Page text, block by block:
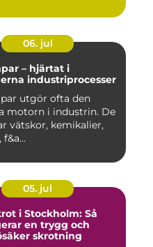
06. jul
– hjärtat i
industriprocesser
utgör ofta den
motorn i industrin. De
vätskor, kemikalier,
05. jul
i Stockholm: Så
en trygg och
skrotning